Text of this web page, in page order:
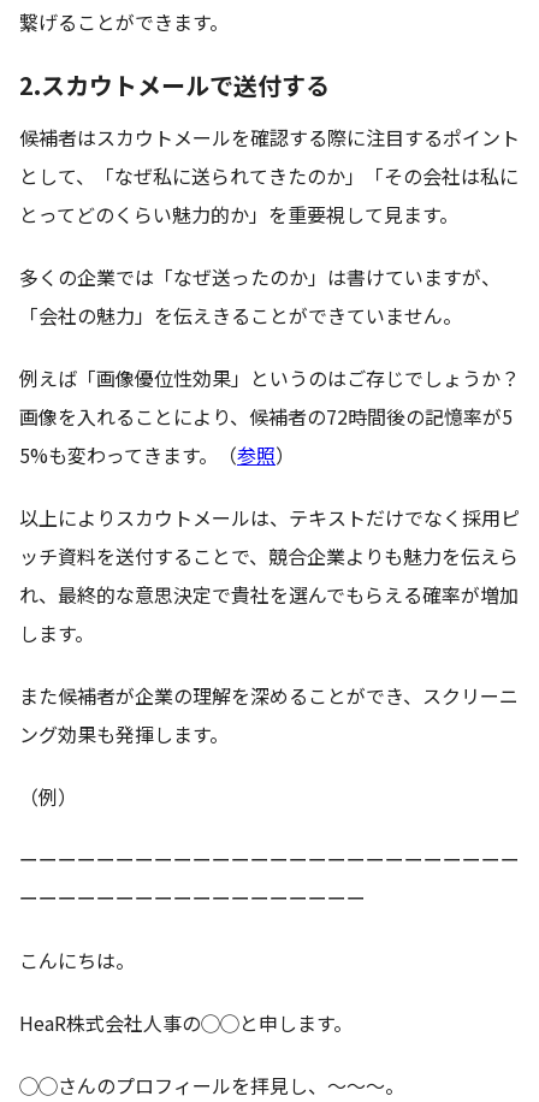
繋げることができます。
2.スカウトメールで送付する
候補者はスカウトメールを確認する際に注目するポイント
として、「なぜ私に送られてきたのか」「その会社は私に
とってどのくらい魅力的か」を重要視して見ます。
多くの企業では「なぜ送ったのか」は書けていますが、
「会社の魅力」を伝えきることができていません。
例えば「画像優位性効果」というのはご存じでしょうか？
画像を入れることにより、候補者の72時間後の記憶率が5
5%も変わってきます。（参照）
以上によりスカウトメールは、テキストだけでなく採用ピ
ッチ資料を送付することで、競合企業よりも魅力を伝えら
れ、最終的な意思決定で貴社を選んでもらえる確率が増加
します。
また候補者が企業の理解を深めることができ、スクリーニ
ング効果も発揮します。
（例）
ーーーーーーーーーーーーーーーーーーーーーーーーーー
ーーーーーーーーーーーーーーーーーー
こんにちは。
HeaR株式会社人事の◯◯と申します。
◯◯さんのプロフィールを拝見し、〜〜〜。